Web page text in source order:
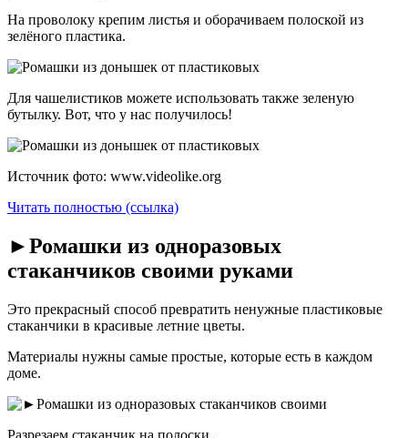
На проволоку крепим листья и оборачиваем полоской из
зелёного пластика.
Для чашелистиков можете использовать также зеленую
бутылку. Вот, что у нас получилось!
Источник фото: www.videolike.org
Читать полностью (ссылка)
►Ромашки из одноразовых
стаканчиков своими руками
Это прекрасный способ превратить ненужные пластиковые
стаканчики в красивые летние цветы.
Материалы нужны самые простые, которые есть в каждом
доме.